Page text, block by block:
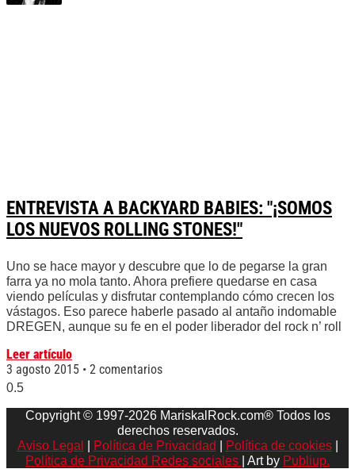
ENTREVISTA A BACKYARD BABIES: "¡SOMOS
LOS NUEVOS ROLLING STONES!"
Uno se hace mayor y descubre que lo de pegarse la gran
farra ya no mola tanto. Ahora prefiere quedarse en casa
viendo películas y disfrutar contemplando cómo crecen los
vástagos. Eso parece haberle pasado al antaño indomable
DREGEN, aunque su fe en el poder liberador del rock n’ roll
Leer artículo
3 agosto 2015
2 comentarios
Copyright © 1997-2026 MariskalRock.com® Todos los
derechos reservados.
Aviso Legal
Política de Privacidad Política de cookies|
Política de Privacidad Redes sociales
| Art by Publiup.